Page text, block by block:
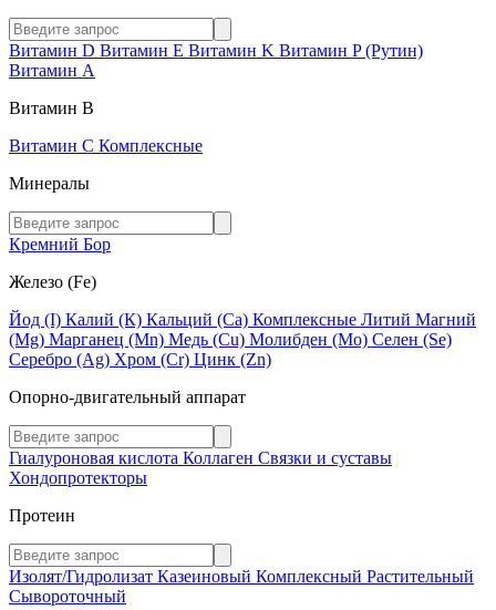
Витамин D Витамин E Витамин K Витамин P (Рутин)
Витамин А
Витамин В
Витамин C Комплексные
Минералы
Кремний Бор
Железо (Fe)
Йод (I) Калий (К) Кальций (Са) Комплексные Литий Магний
(Mg) Марганец (Mn) Медь (Сu) Молибден (Мо) Селен (Se)
Серебро (Ag) Хром (Cr) Цинк (Zn)
Опорно-двигательный аппарат
Гиалуроновая кислота Коллаген Связки и суставы
Хондопротекторы
Протеин
Изолят/Гидролизат Казеиновый Комплексный Растительный
Сывороточный